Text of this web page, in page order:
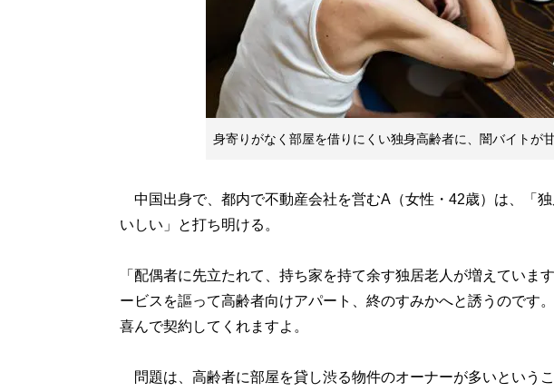
身寄りがなく部屋を借りにくい独身高齢者に、闇バイトが
中国出身で、都内で不動産会社を営むA（女性・42歳）は、「
いしい」と打ち明ける。
「配偶者に先立たれて、持ち家を持て余す独居老人が増えていま
ービスを謳って高齢者向けアパート、終のすみかへと誘うのです
喜んで契約してくれますよ。
問題は、高齢者に部屋を貸し渋る物件のオーナーが多いという